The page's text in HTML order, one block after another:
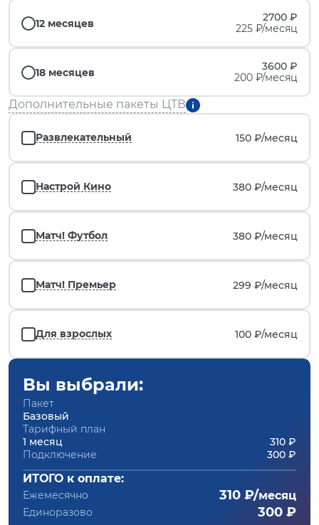
12 месяцев
2700 ₽
225 ₽/месяц
18 месяцев
3600 ₽
200 ₽/месяц
Дополнительные пакеты ЦТВ
Развлекательный 150 ₽/месяц
Настрой Кино 380 ₽/месяц
Матч! Футбол 380 ₽/месяц
Матч! Премьер 299 ₽/месяц
Для взрослых 100 ₽/месяц
Вы выбрали:
Пакет
Базовый
Тарифный план
1 месяц
310 ₽
Подключение
300 ₽
ИТОГО к оплате:
Ежемесячно 310 ₽/месяц
Единоразово 300 ₽